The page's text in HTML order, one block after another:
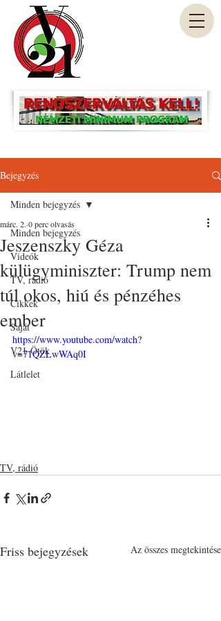
Bejegyzés
Minden bejegyzés
Videók
TV, rádió
Cikkek
Saját
V21-Ötök
Látlelet
Minden bejegyzés
Jeszenszky Géza
külügyminiszter: Trump nem
túl okos, hiú és pénzéhes
ember
márc. 2. 0 perc olvasás
https://www.youtube.com/watch?
v=71QZLwWAq0I
TV, rádió
Friss bejegyzések Az összes megtekintése